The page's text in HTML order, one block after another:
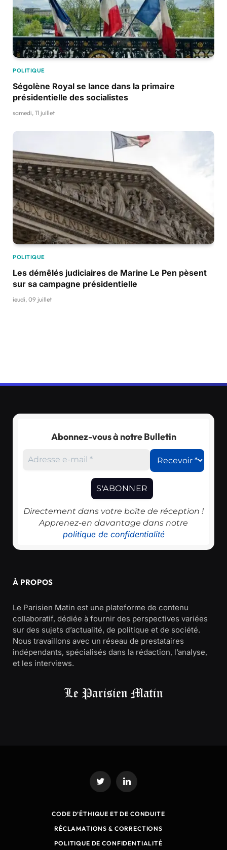
POLITIQUE
Ségolène Royal se lance dans la primaire
présidentielle des socialistes
samedi, 11 juillet
POLITIQUE
Les démêlés judiciaires de Marine Le Pen pèsent
sur sa campagne présidentielle
jeudi, 09 juillet
Abonnez-vous à notre Bulletin
Directement dans votre boîte de réception !
Apprenez-en davantage dans notre
politique de confidentialité
À PROPOS
Le Parisien Matin est une plateforme de contenu
collaboratif, dédiée à fournir des perspectives variées
sur des sujets d’actualité, de politique et de société.
Nous travaillons avec un réseau de prestataires
indépendants, spécialisés dans la rédaction, l’analyse,
et les interviews.
Twitter LinkedIn
CODE D’ÉTHIQUE ET DE CONDUITE
RÉCLAMATIONS & CORRECTIONS
POLITIQUE DE CONFIDENTIALITÉ